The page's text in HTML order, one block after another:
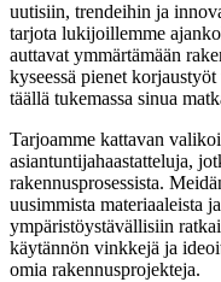
uutisiin, trendeihin ja
tarjota lukijoillemme
auttavat ymmärtämään
kyseessä pienet
täällä tukemassa sinua
Tarjoamme kattavan
asiantuntijahaastatteluja,
rakennusprosessista.
uusimmista materiaaleista
ympäristöystävällisiin
käytännön vinkkejä ja
omia rakennusprojekteja.